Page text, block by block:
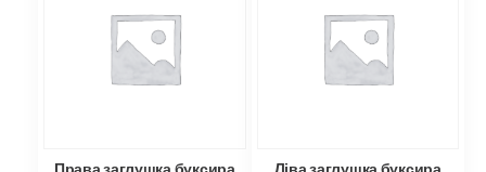
Права заглушка буксира
Ліва заглушка буксира